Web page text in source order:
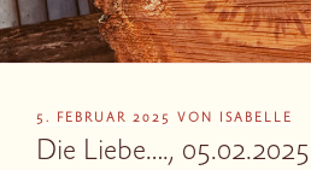
VERÖFFENTLICHT
AM
5. FEBRUAR 2025 VON ISABELLE
Die Liebe…., 05.02.2025